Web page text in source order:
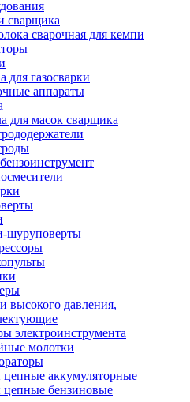
сварщика
сварочная для кемпи
для газосварки
аппараты
для масок сварщика
шуруповерты
высокого давления,
электроинструмента
молотки
аккумуляторные
бензиновые